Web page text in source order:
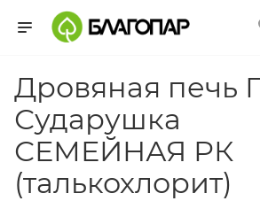
Дровяная печь
Сударушка
СЕМЕЙНАЯ РК
(талькохлорит)